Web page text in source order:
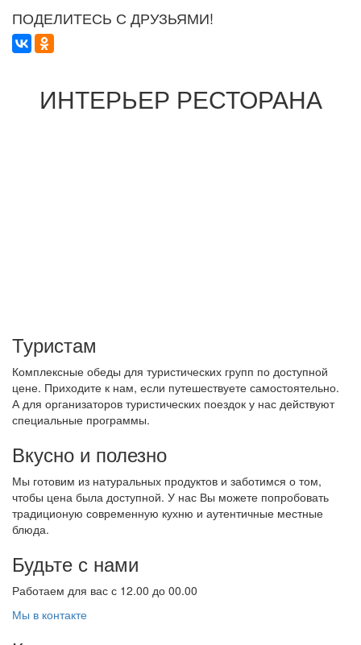
ПОДЕЛИТЕСЬ С ДРУЗЬЯМИ!
ИНТЕРЬЕР РЕСТОРАНА
Туристам
Комплексные обеды для туристических групп по доступной
цене. Приходите к нам, если путешествуете самостоятельно.
А для организаторов туристических поездок у нас действуют
специальные программы.
Вкусно и полезно
Мы готовим из натуральных продуктов и заботимся о том,
чтобы цена была доступной. У нас Вы можете попробовать
традиционую современную кухню и аутентичные местные
блюда.
Будьте с нами
Работаем для вас с 12.00 до 00.00
Мы в контакте